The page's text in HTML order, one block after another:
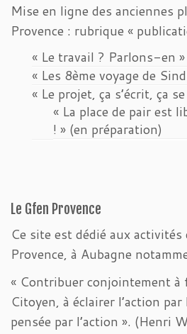
Mise en ligne des anciennes
Provence : rubrique «
« Le travail ? Parlons-en »
« Les 8ème voyage de
« Le projet, ça s’écrit, ça
« La place de pair est
! » (en préparation)
Le Gfen Provence
Ce site est dédié aux activités
Provence, à Aubagne
« Contribuer conjointement à
Citoyen, à éclairer l’action
pensée par l’action ». (Henri